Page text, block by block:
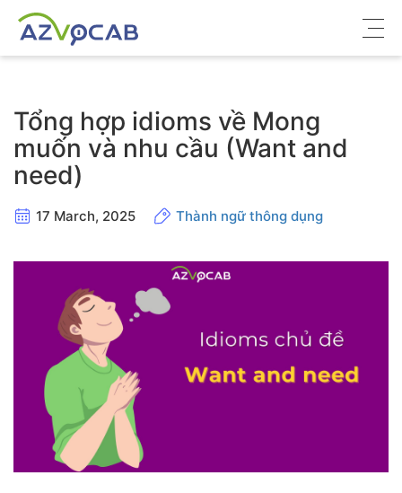
Từ vựng ôn thi
Tiếng Anh phổ thông
Tiếng Anh thông dụng
Tổng hợp idioms về Mong
muốn và nhu cầu (Want and
need)
17 March, 2025 Thành ngữ thông dụng